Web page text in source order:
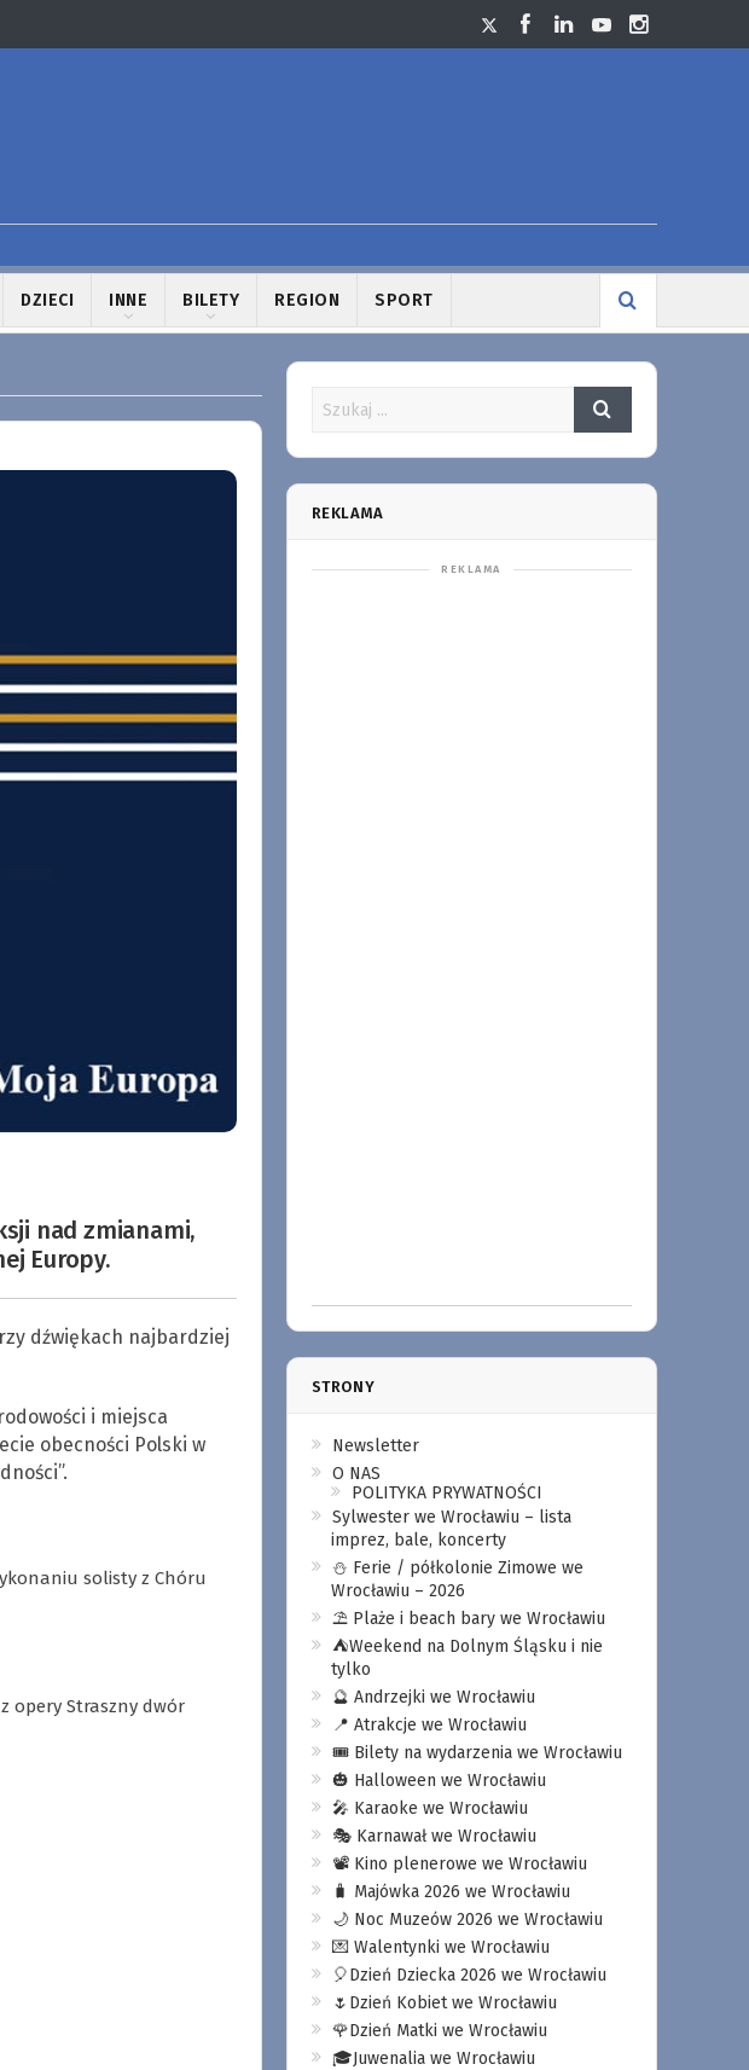
DZIECI INNE BILETY REGION SPORT
nad zmianami,
Europy.
dźwiękach najbardziej
i miejsca
obecności Polski w
solisty z Chóru
opery Straszny dwór
REKLAMA
STRONY
Newsletter
O NAS
POLITYKA PRYWATNOŚCI
Sylwester we Wrocławiu – lista
imprez, bale, koncerty
⛄️ Ferie / półkolonie Zimowe we
Wrocławiu – 2026
⛱️ Plaże i beach bary we Wrocławiu
⛺️Weekend na Dolnym Śląsku i nie
tylko
🔮 Andrzejki we Wrocławiu
📍 Atrakcje we Wrocławiu
🎟️ Bilety na wydarzenia we Wrocławiu
🎃 Halloween we Wrocławiu
🎤 Karaoke we Wrocławiu
🎭 Karnawał we Wrocławiu
📽️ Kino plenerowe we Wrocławiu
🧳 Majówka 2026 we Wrocławiu
🌙 Noc Muzeów 2026 we Wrocławiu
💌 Walentynki we Wrocławiu
🎈Dzień Dziecka 2026 we Wrocławiu
🌷Dzień Kobiet we Wrocławiu
🌹Dzień Matki we Wrocławiu
🎓Juwenalia we Wrocławiu